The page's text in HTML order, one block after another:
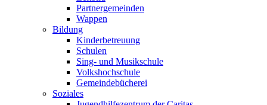
Partnergemeinden
Wappen
Bildung
Kinderbetreuung
Schulen
Sing- und Musikschule
Volkshochschule
Gemeindebücherei
Soziales